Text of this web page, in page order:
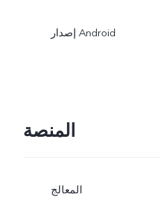
إصدار Android
المنصة
المعالج